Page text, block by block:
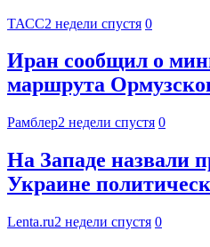
ТАСС2 недели спустя 0
Иран сообщил о
маршрута
Рамблер2 недели спустя 0
На Западе назвали
Украине
Lenta.ru2 недели спустя 0